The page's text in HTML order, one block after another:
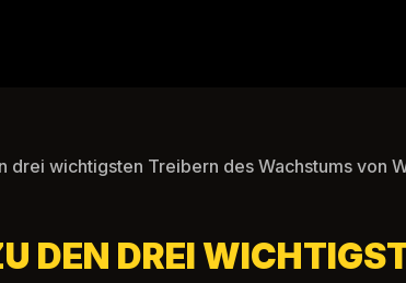
drei wichtigsten Treibern des Wachstums von
DEN DREI